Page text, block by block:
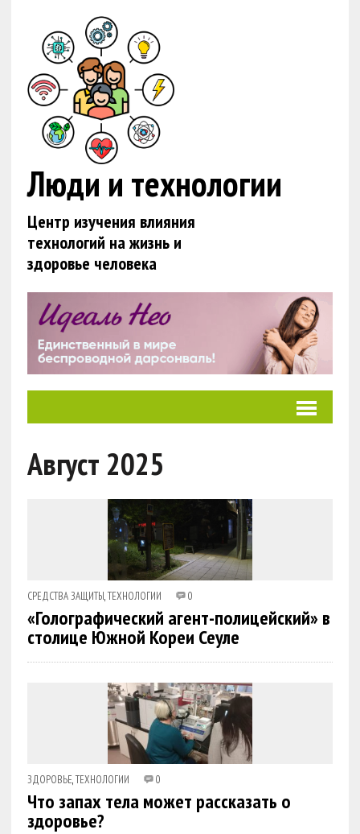
Люди и технологии
Центр изучения влияния
технологий на жизнь и
здоровье человека
Август 2025
СРЕДСТВА ЗАЩИТЫ,ТЕХНОЛОГИИ 0
«Голографический агент-полицейский» в
столице Южной Кореи Сеуле
ЗДОРОВЬЕ,ТЕХНОЛОГИИ 0
Что запах тела может рассказать о
здоровье?